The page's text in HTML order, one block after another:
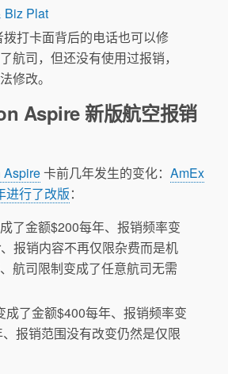
Biz Plat
打卡面背后的电话也可以修
航司，但还没有使用过报销，
修改。
Aspire 新版航空报销
Aspire卡前几年发生的变化： AmEx
进行了改版：
了金额$200每年、报销频率变
报销内容不再仅限杂费而是机
航司限制变成了任意航司无需
成了金额$400每年、报销频率变
报销范围没有改变仍然是仅限